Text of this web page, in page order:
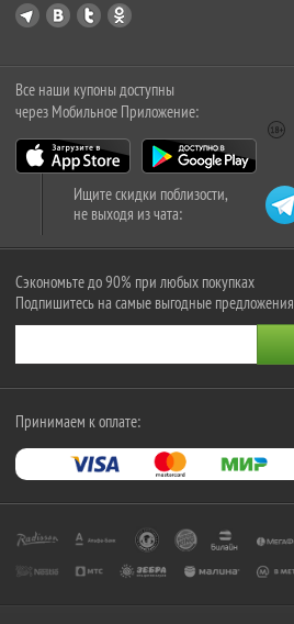
Все наши купоны доступны
через Мобильное Приложение:
Ищите скидки поблизости,
не выходя из чата:
Сэкономьте до 90% при любых покупках
Подпишитесь на самые выгодные предложения
Принимаем к оплате: